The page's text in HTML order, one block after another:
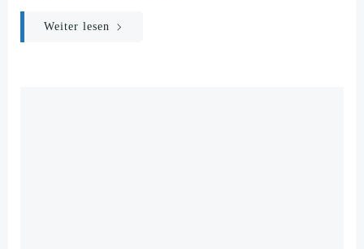
Weiter lesen